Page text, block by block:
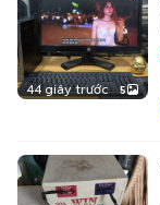
44 giây trước 5